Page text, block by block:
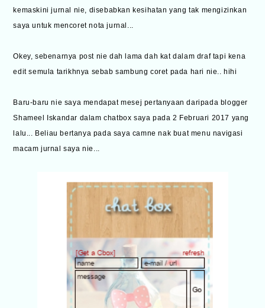
kemaskini jurnal nie, disebabkan kesihatan yang tak mengizinkan
saya untuk mencoret nota jurnal...
Okey, sebenarnya post nie dah lama dah kat dalam draf tapi kena
edit semula tarikhnya sebab sambung coret pada hari nie.. hihi
Baru-baru nie saya mendapat mesej pertanyaan daripada blogger
Shameel Iskandar dalam chatbox saya pada 2 Februari 2017 yang
lalu... Beliau bertanya pada saya camne nak buat menu navigasi
macam jurnal saya nie...